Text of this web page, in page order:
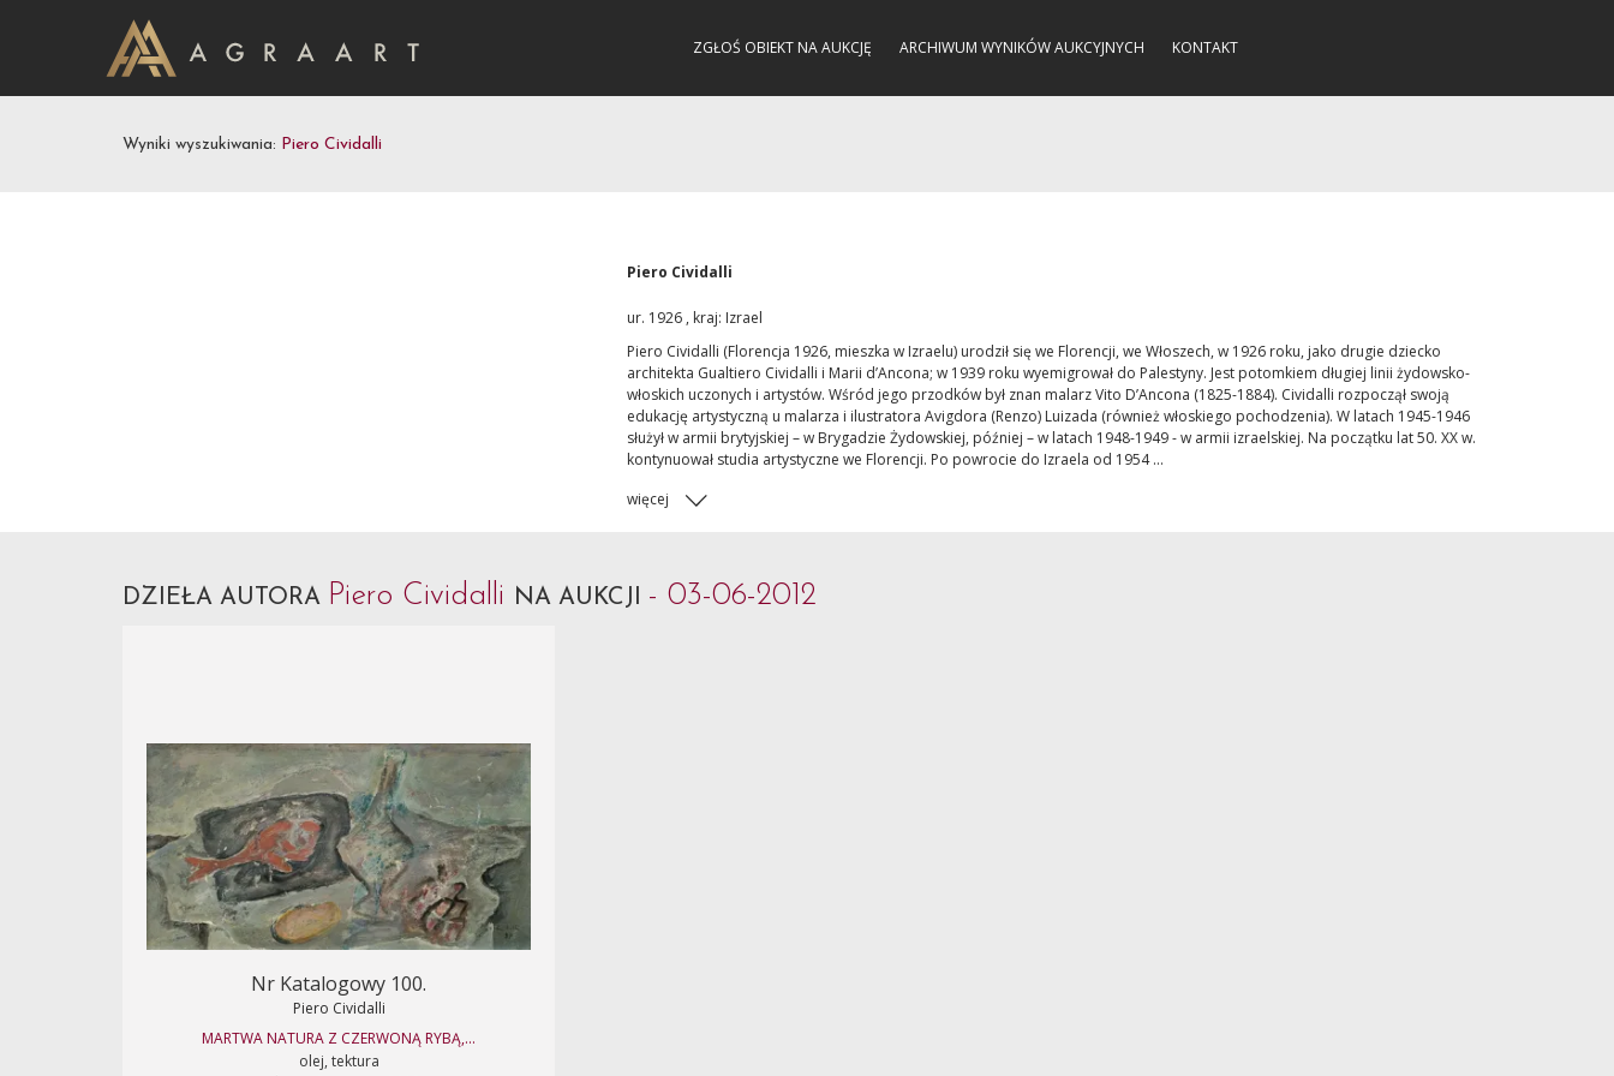
ZGŁOŚ OBIEKT NA AUKCJĘ ARCHIWUM WYNIKÓW AUKCYJNYCH KONTAKT
Wyniki wyszukiwania: Piero Cividalli
Piero Cividalli
ur. 1926 , kraj: Izrael
Piero Cividalli (Florencja 1926, mieszka w Izraelu) urodził się we Florencji, we Włoszech, w 1926 roku, jako drugie dziecko
architekta Gualtiero Cividalli i Marii d’Ancona; w 1939 roku wyemigrował do Palestyny. Jest potomkiem długiej linii żydowsko-
włoskich uczonych i artystów. Wśród jego przodków był znan malarz Vito D’Ancona (1825-1884). Cividalli rozpoczął swoją
edukację artystyczną u malarza i ilustratora Avigdora (Renzo) Luizada (również włoskiego pochodzenia). W latach 1945-1946
służył w armii brytyjskiej – w Brygadzie Żydowskiej, później – w latach 1948-1949 - w armii izraelskiej. Na początku lat 50. XX w.
kontynuował studia artystyczne we Florencji. Po powrocie do Izraela od 1954 ...
więcej
DZIEŁA AUTORA Piero Cividalli NA AUKCJI - 03-06-2012
Nr Katalogowy 100.
Piero Cividalli
MARTWA NATURA Z CZERWONĄ RYBĄ,...
olej, tektura